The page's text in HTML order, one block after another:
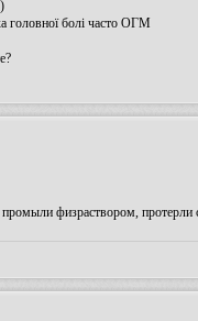
головної болі часто ОГМ
физраствором, протерли